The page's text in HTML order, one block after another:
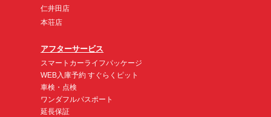
仁井田店
本荘店
アフターサービス
スマートカーライフパッケージ
WEB入庫予約 すぐらくピット
車検・点検
ワンダフルパスポート
延長保証